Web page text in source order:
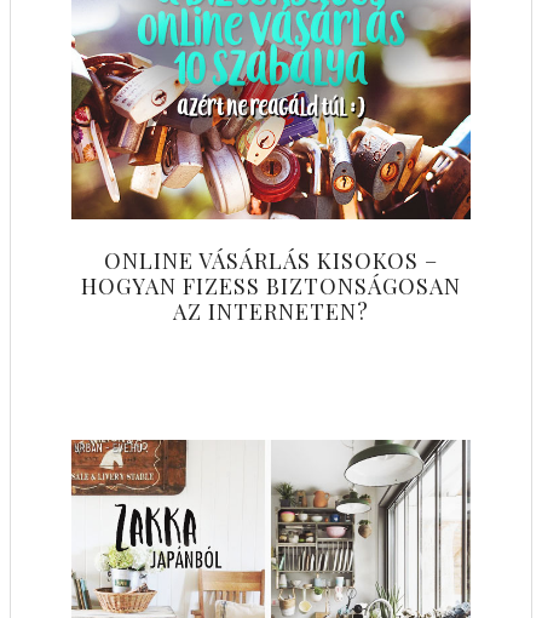
ONLINE VÁSÁRLÁS KISOKOS –
HOGYAN FIZESS BIZTONSÁGOSAN
AZ INTERNETEN?